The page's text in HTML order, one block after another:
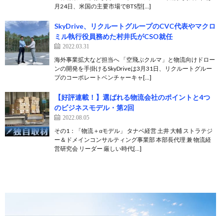
月24日、米国の主要市場でBTS型[…]
SkyDrive、リクルートグループのCVC代表やマクロ
ミル執行役員務めた村井氏がCSO就任
2022.03.31
海外事業拡大など担当へ 「空飛ぶクルマ」と物流向けドロー
ンの開発を手掛けるSkyDriveは3月31日、リクルートグルー
プのコーポレートベンチャーキャ[…]
【好評連載！】選ばれる物流会社のポイントと4つ
のビジネスモデル・第2回
2022.08.05
その1：「物流＋αモデル」 タナベ経営 土井 大輔 ストラテジ
ー＆ドメインコンサルティング事業部 本部長代理 兼 物流経
営研究会 リーダー 厳しい時代[…]